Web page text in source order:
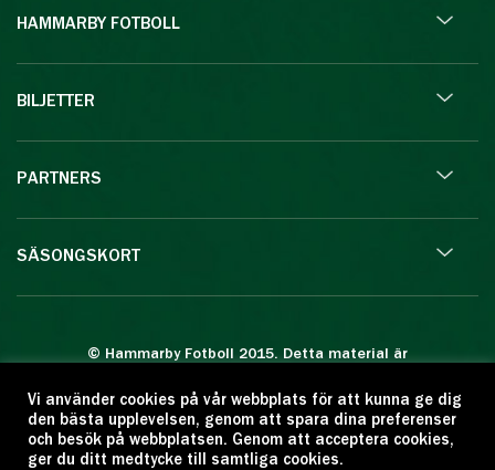
HAMMARBY FOTBOLL
BILJETTER
PARTNERS
SÄSONGSKORT
© Hammarby Fotboll 2015. Detta material är
Eftertryck eller annan kopiering är förbjuden.
Citera oss gärna men ange källan:
www.hammarbyfotboll.se. Ansvarig utgivare:
Vi använder cookies på vår webbplats för att kunna ge dig
den bästa upplevelsen, genom att spara dina preferenser
och besök på webbplatsen. Genom att acceptera cookies,
ger du ditt medtycke till samtliga cookies.